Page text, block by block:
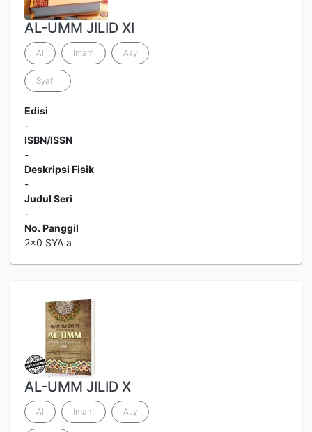
AL-UMM JILID XI
Al Imam Asy
Syafi'i
Edisi
-
ISBN/ISSN
-
Deskripsi Fisik
-
Judul Seri
-
No. Panggil
2x0 SYA a
AL-UMM JILID X
Al Imam Asy